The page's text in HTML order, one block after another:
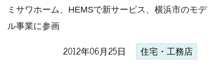
ミサワホーム、HEMSで新サービス、横浜市のモデ
ル事業に参画
2012年06月25日 住宅・工務店